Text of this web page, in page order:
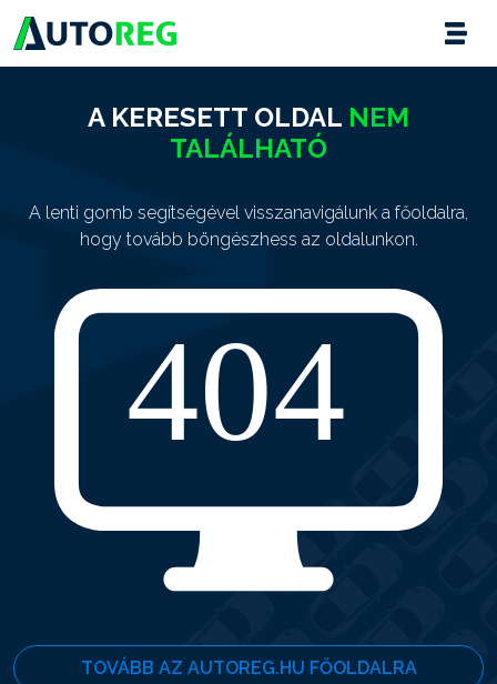
A KERESETT OLDAL NEM
TALÁLHATÓ
A lenti gomb segítségével visszanavigálunk a főoldalra,
hogy tovább böngészhess az oldalunkon.
TOVÁBB AZ AUTOREG.HU FŐOLDALRA